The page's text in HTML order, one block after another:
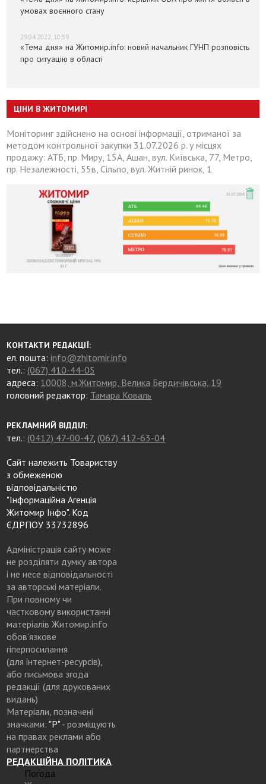
умовах воєнного стану
29.04.2022, 10:59
«Тема дня» на Житомир.info: новий начальник ГУНП розповість
про ситуацію в області
ЦІНИ В ЖИТОМИРІ
Моніторинг здійснено на основі інформації, отриманої за
методом контрольної закупки 31.07.2026 р. у місцях
продажу: АТБ, пр. Миру, 15А, Ашан, вул. Київська, 77, Метро,
пр. Незалежності, 55в, Сільпо, вул. Житній ринок, 1
КОНТАКТИ РЕДАКЦІЇ:
ел. пошта:info@zhitomir.info
тел.: (067) 410-44-05
адреса: 10008, м.Житомир, Велика Бердичівська, 19
головний редактор: Тамара Коваль
РЕКЛАМНИЙ ВІДДІЛ:
тел.: (0412) 47-00-47, (067) 412-63-04
Сайт належить Товариству
з обмеженою
відповідальністю
"Інформаційна Агенція
Житомир Інфо". Код
ЄДРПОУ 33732896
Адміністрація сайту може
не розділяти думку автора
і не несе відповідальності
за авторські матеріали.
При повному чи
частковому використанні
матеріалів Житомир.info
обов’язкове
гіперпосилання
(для інтернет-ресурсів),
або письмова згода
редакції (для друкованих
видань)
Матеріали, позначені
значками: "Р"- розміщують
на правах реклами або
партнерства
РЕДАКЦІЙНА ПОЛІТИКА
Погода